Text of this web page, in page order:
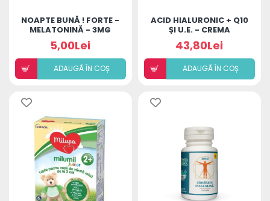
NOAPTE BUNĂ ! FORTE -
MELATONINĂ - 3MG
5,00Lei
ADAUGÃ ÎN COȘ
ACID HIALURONIC + Q10
ȘI U.E. - CREMA
REVITALIZANTĂ DE ZI
43,80Lei
ADAUGÃ ÎN COȘ